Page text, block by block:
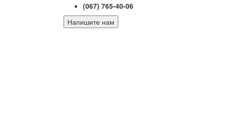
(067) 765-40-06
Напишите нам